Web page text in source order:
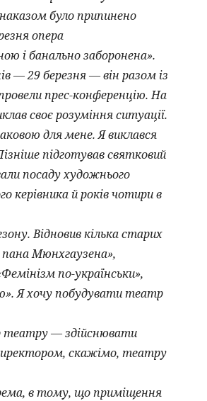
було припинено
опера
і банально заборонена».
— 29 березня — він разом із
прес-конференцію. На
своє розуміння ситуації.
для мене. Я виклався
підготував святковий
посаду художнього
керівника й років чотири в
Відновив кілька старих
Мюнхгаузена»,
по-українськи»,
Я хочу побудувати театр
театру — здійснювати
скажімо, театру
в тому, що приміщення